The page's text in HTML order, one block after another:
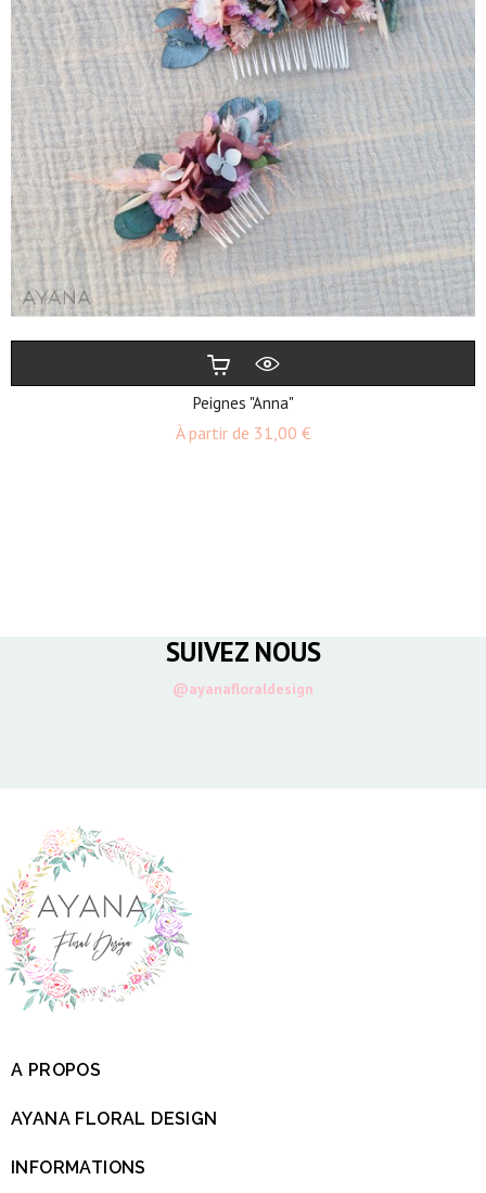
Peignes "Anna"
À partir de 31,00 €Prix
SUIVEZ NOUS
@ayanafloraldesign
A PROPOS
AYANA FLORAL DESIGN
INFORMATIONS